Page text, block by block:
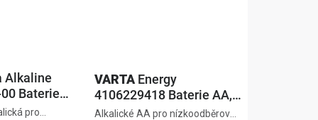
Alkaline
Baterie
pro
VARTA Energy
4106229418 Baterie AA,
8 ks
Alkalické AA pro nízkoodběrová